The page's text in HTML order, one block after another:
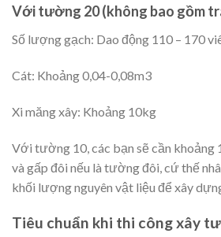
Với tường 20 (không bao gồm
Số lượng gạch: Dao động 110 – 170
Cát: Khoảng 0,04-0,08m3
Xi măng xây: Khoảng 10kg
Với tường 10, các bạn sẽ cần khoảng
và gấp đôi nếu là tường đôi, cứ thế
khối lượng nguyên vật liệu để xây
Tiêu chuẩn khi thi công xây